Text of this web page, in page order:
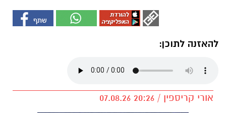
להאזנה לתוכן:
אורי קריספין / 20:26 07.08.26